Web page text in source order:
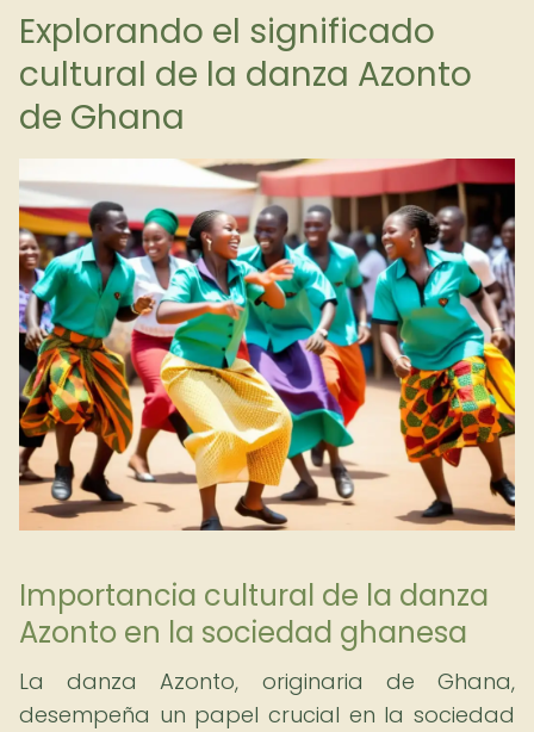
Explorando el significado
cultural de la danza Azonto
de Ghana
Importancia cultural de la danza
Azonto en la sociedad ghanesa
La danza Azonto, originaria de Ghana,
desempeña un papel crucial en la sociedad